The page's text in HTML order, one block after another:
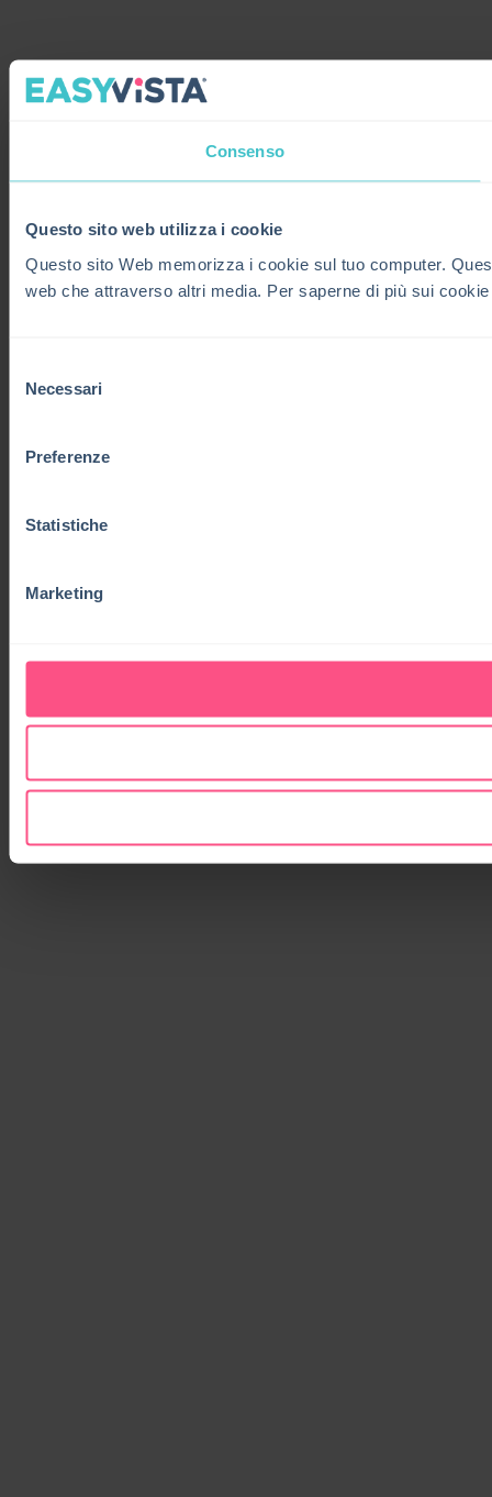
Consenso
Questo sito web utilizza i cookie
Questo sito Web memorizza i cookie sul tuo computer.
web che attraverso altri media. Per saperne di più sui
delNecessari
Preferenze
Statistiche
Marketing